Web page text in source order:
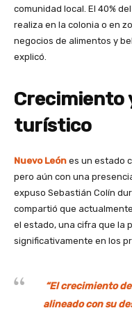
comunidad local. El 40%
realiza en la colonia o en
negocios de alimentos y
explicó.
Crecimiento
turístico
Nuevo León es un estado
pero aún con una
expuso Sebastián Colín
compartió que
el estado, una cifra que la
significativamente en los
“El crecimiento
alineado con su